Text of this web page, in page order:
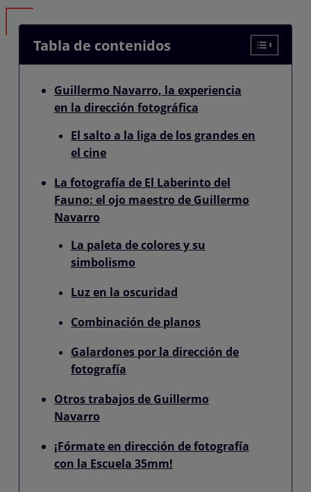
Tabla de contenidos
Guillermo Navarro, la experiencia
en la dirección fotográfica
El salto a la liga de los grandes en
el cine
La fotografía de El Laberinto del
Fauno: el ojo maestro de Guillermo
Navarro
La paleta de colores y su
simbolismo
Luz en la oscuridad
Combinación de planos
Galardones por la dirección de
fotografía
Otros trabajos de Guillermo
Navarro
¡Fórmate en dirección de fotografía
con la Escuela 35mm!